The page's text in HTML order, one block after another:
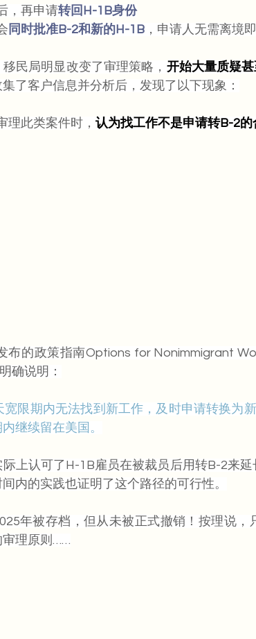
，再申请转回H-1B身份
同时批准B-2和新的H-1B ，申请人无需离境
民局明显改变了审理策略， 开始大量质疑
了客户信息并分析后，发现了以下现象：
理此类案件时， 认为找工作不是申请转B-2的
布的政策指南Options for Nonimmigrant
确说明：
宽限期内无法找到新工作，及时申请转换为
继续留在美国。
上认可了H-1B雇员在被裁员后用转B-2来
内的实践也证明了这个路径的可行性。
年被存档，但从未被正式撤销！按理说，
审理原则……